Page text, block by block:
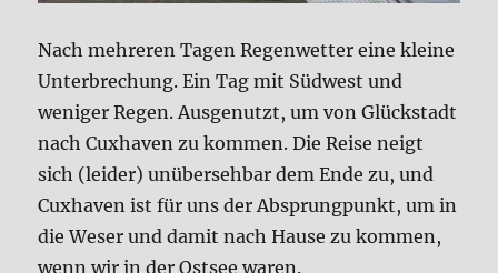
Nach mehreren Tagen Regenwetter eine kleine
Unterbrechung. Ein Tag mit Südwest und
weniger Regen. Ausgenutzt, um von Glückstadt
nach Cuxhaven zu kommen. Die Reise neigt
sich (leider) unübersehbar dem Ende zu, und
Cuxhaven ist für uns der Absprungpunkt, um in
die Weser und damit nach Hause zu kommen,
wenn wir in der Ostsee waren.